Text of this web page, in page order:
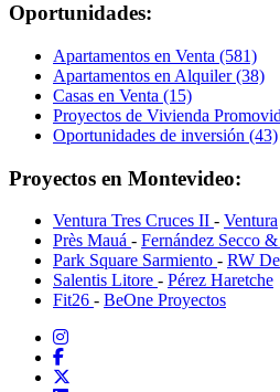
Oportunidades:
Apartamentos en Venta (581)
Apartamentos en Alquiler (38)
Casas en Venta (15)
Proyectos de Vivienda
Oportunidades de inversión (43)
Proyectos en Montevideo:
Ventura Tres Cruces II - Ventura
Près Mauá - Fernández Secco
Park Square Sarmiento - RW
Salentis Litore - Pérez Haretche
Fit26 - BeOne Proyectos